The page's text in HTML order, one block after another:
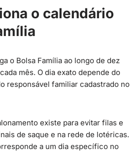
o calendário
o Bolsa Família ao longo de dez
mês. O dia exato depende do
responsável familiar cadastrado no
existe para evitar filas e
de saque e na rede de lotéricas.
a um dia específico no